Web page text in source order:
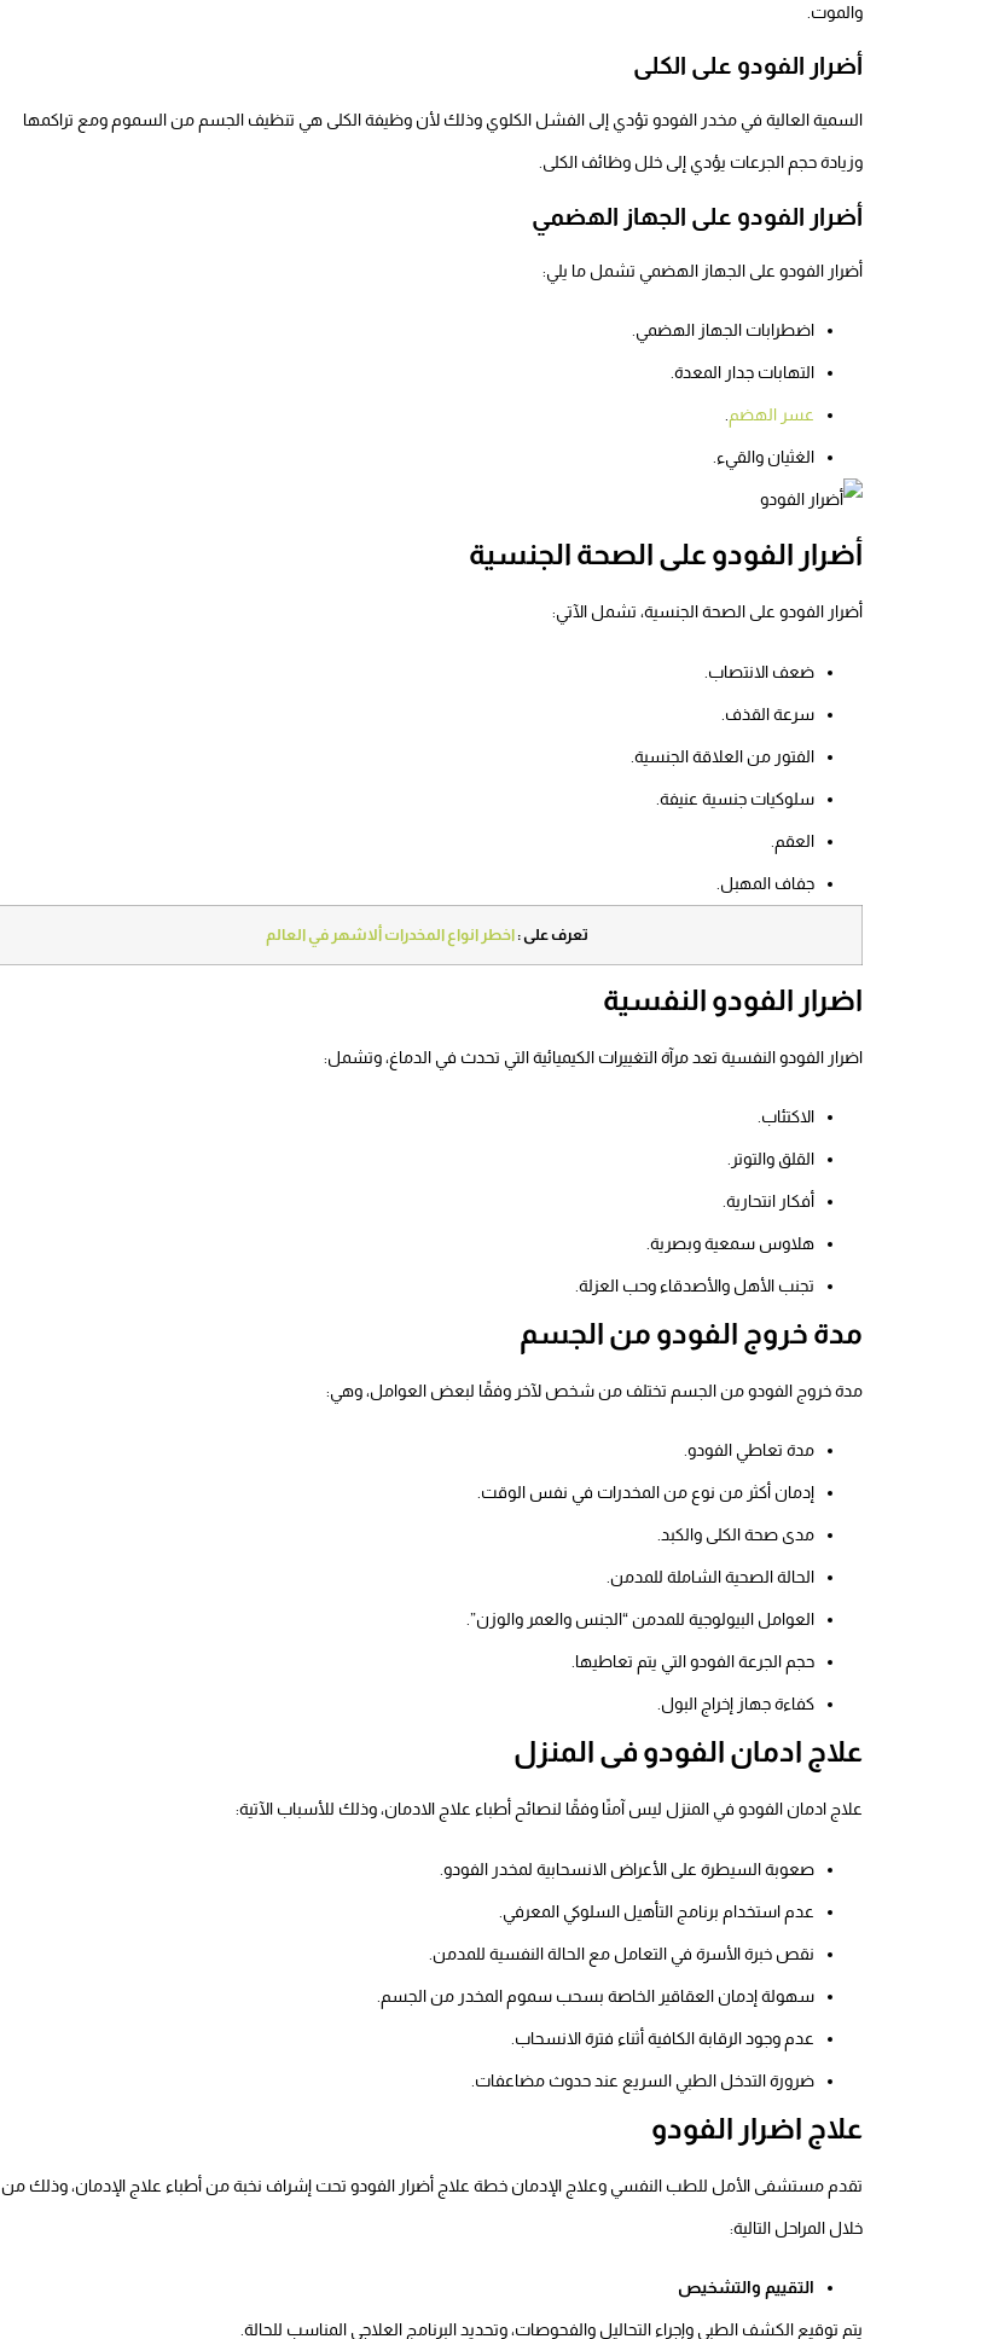
والموت.
أضرار الفودو على الكلى
السمية العالية في مخدر الفودو تؤدي إلى الفشل الكلوي وذلك لأن وظيفة الكلى هي تنظيف الجسم من السموم ومع تراكمها
وزيادة حجم الجرعات يؤدي إلى خلل وظائف الكلى.
أضرار الفودو على الجهاز الهضمي
أضرار الفودو على الجهاز الهضمي تشمل ما يلي:
اضطرابات الجهاز الهضمي.
التهابات جدار المعدة.
عسر الهضم
الغثيان والقيء.
أضرار الفودو على الصحة الجنسية
أضرار الفودو على الصحة الجنسية، تشمل الآتي:
ضعف الانتصاب.
سرعة القذف.
الفتور من العلاقة الجنسية.
سلوكيات جنسية عنيفة.
العقم.
جفاف المهبل.
تعرف على : اخطر انواع المخدرات ألاشهر في العالم
اضرار الفودو النفسية
اضرار الفودو النفسية تعد مرآة التغييرات الكيميائية التي تحدث في الدماغ، وتشمل:
الاكتئاب.
القلق والتوتر.
أفكار انتحارية.
هلاوس سمعية وبصرية.
تجنب الأهل والأصدقاء وحب العزلة.
مدة خروج الفودو من الجسم
مدة خروج الفودو من الجسم تختلف من شخص لآخر وفقًا لبعض العوامل، وهي:
مدة تعاطي الفودو.
إدمان أكثر من نوع من المخدرات في نفس الوقت.
مدى صحة الكلى والكبد.
الحالة الصحية الشاملة للمدمن.
العوامل البيولوجية للمدمن “الجنس والعمر والوزن”.
حجم الجرعة الفودو التي يتم تعاطيها.
كفاءة جهاز إخراج البول.
علاج ادمان الفودو فى المنزل
علاج ادمان الفودو في المنزل ليس آمنًا وفقًا لنصائح أطباء علاج الادمان، وذلك للأسباب الآتية:
صعوبة السيطرة على الأعراض الانسحابية لمخدر الفودو.
عدم استخدام برنامج التأهيل السلوكي المعرفي.
نقص خبرة الأسرة في التعامل مع الحالة النفسية للمدمن.
سهولة إدمان العقاقير الخاصة بسحب سموم المخدر من الجسم.
عدم وجود الرقابة الكافية أثناء فترة الانسحاب.
ضرورة التدخل الطبي السريع عند حدوث مضاعفات.
علاج اضرار الفودو
تقدم مستشفى الأمل للطب النفسي وعلاج الإدمان خطة علاج أضرار الفودو تحت إشراف نخبة من أطباء علاج الإدمان، وذلك من
خلال المراحل التالية:
التقييم والتشخيص
يتم توقيع الكشف الطبي وإجراء التحاليل والفحوصات، وتحديد البرنامج العلاجي المناسب للحالة.